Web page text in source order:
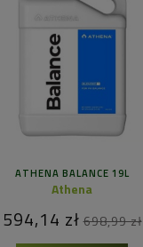
ATHENA BALANCE 19L
Athena
594,14 zł 698,99 zł